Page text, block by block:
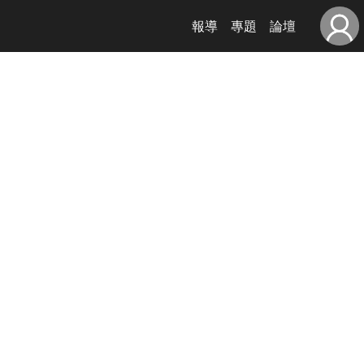
報導 專題 論壇